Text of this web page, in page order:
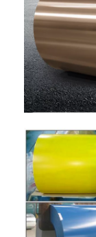
Contrôle de
Nous contacter
Nouvelles
Cas
Demander
Rouleau en